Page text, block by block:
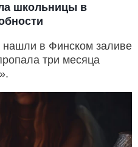
школьницы в
нашли в Финском заливе
три месяца